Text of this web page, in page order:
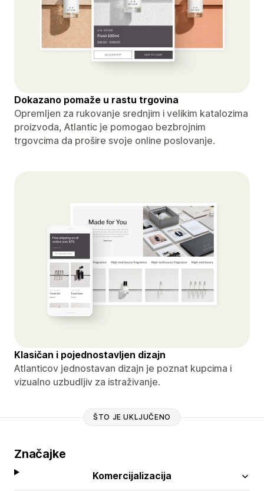
Dokazano pomaže u rastu trgovina
Opremljen za rukovanje srednjim i velikim katalozima
proizvoda, Atlantic je pomogao bezbrojnim
trgovcima da prošire svoje online poslovanje.
Klasičan i pojednostavljen dizajn
Atlanticov jednostavan dizajn je poznat kupcima i
vizualno uzbudljiv za istraživanje.
ŠTO JE UKLJUČENO
Značajke
Komercijalizacija